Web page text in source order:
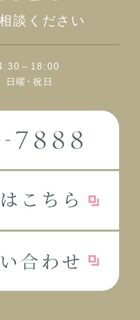
談ください
～18:00
日曜･祝日